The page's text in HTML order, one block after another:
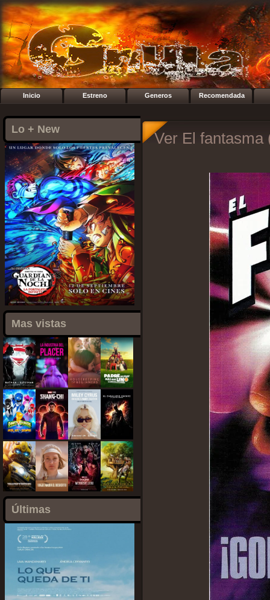
Inicio Estreno Generos Recomendada
Lo + New
Mas vistas
Últimas
Ver El fantasma